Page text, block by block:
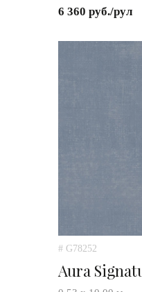
6 360 руб./рул
# G78252
Aura